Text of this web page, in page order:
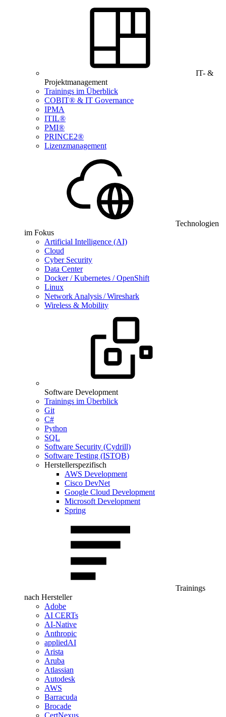
IT- &
Projektmanagement
Trainings im Überblick
COBIT® & IT Governance
IPMA
ITIL®
PMI®
PRINCE2®
Lizenzmanagement
Technologien
im Fokus
Artificial Intelligence (AI)
Cloud
Cyber Security
Data Center
Docker / Kubernetes / OpenShift
Linux
Network Analysis / Wireshark
Wireless & Mobility
Software Development
Trainings im Überblick
Git
C#
Python
SQL
Software Security (Cydrill)
Software Testing (ISTQB)
Herstellerspezifisch
AWS Development
Cisco DevNet
Google Cloud Development
Microsoft Development
Spring
Trainings
nach Hersteller
Adobe
AI CERTs
AI-Native
Anthropic
appliedAI
Arista
Aruba
Atlassian
Autodesk
AWS
Barracuda
Brocade
CertNexus